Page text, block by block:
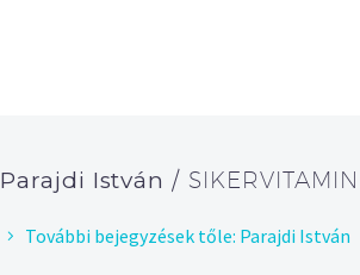
Parajdi István/
További bejegyzések tőle: Parajdi István